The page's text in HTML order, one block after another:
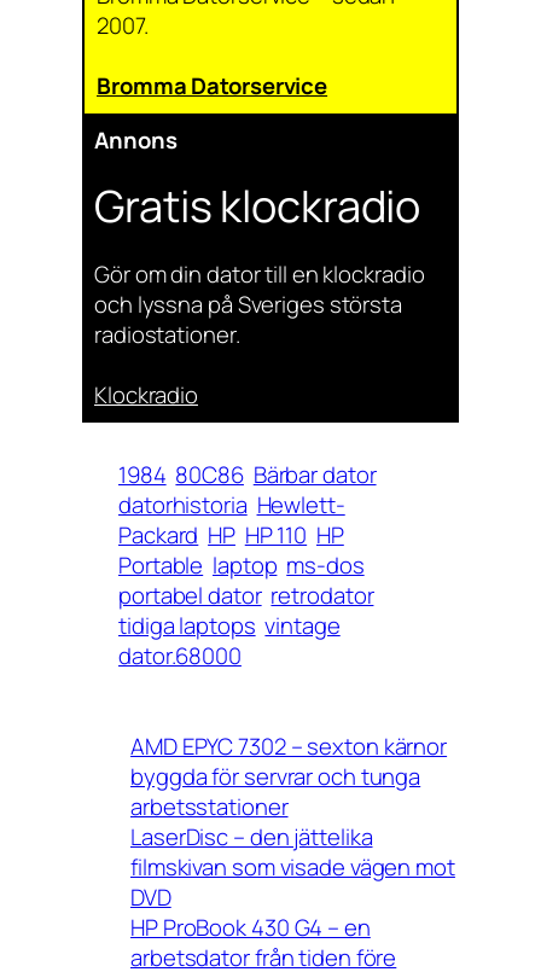
2007.
Bromma Datorservice
Annons
Gratis klockradio
Gör om din dator till en klockradio
och lyssna på Sveriges största
radiostationer.
Klockradio
1984 80C86 Bärbar dator
datorhistoria Hewlett-
Packard HP HP 110 HP
Portable laptop ms-dos
portabel dator retrodator
tidiga laptops vintage
dator.68000
AMD EPYC 7302 – sexton kärnor
byggda för servrar och tunga
arbetsstationer
LaserDisc – den jättelika
filmskivan som visade vägen mot
DVD
HP ProBook 430 G4 – en
arbetsdator från tiden före